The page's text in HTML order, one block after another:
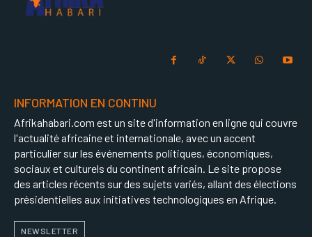
INFORMATION EN CONTINU
Afrikahabari.com est un site d'information en ligne qui couvre
l'actualité africaine et internationale, avec un accent
particulier sur les événements politiques, économiques,
sociaux et culturels du continent africain. Le site propose
des articles récents sur des sujets variés, allant des élections
présidentielles aux initiatives technologiques en Afrique.
NEWSLETTER